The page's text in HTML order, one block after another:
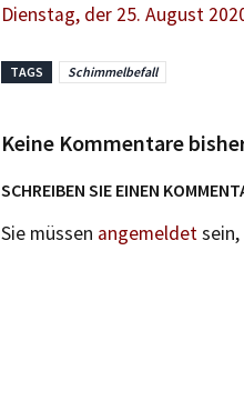
Dienstag, der 25. August
TAGS Schimmelbefall
Keine Kommentare
SCHREIBEN SIE EINEN
Sie müssen angemeldet